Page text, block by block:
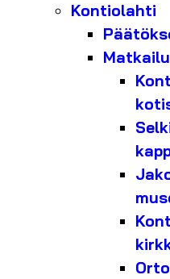
Kontiolahti
Matkailu